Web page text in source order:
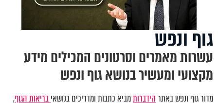
גוף ונפש
עשרות מאמרים וסרטונים המכילים מידע
מקצועי ומעשיר בנושא גוף ונפש
מדור גוף ונפש באתרהידברותמביא כתבות ומדריכים בנושאיבריאות הגוף,